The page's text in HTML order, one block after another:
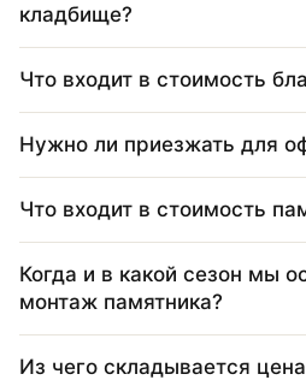
кладбище?
Что входит в стоимость
Нужно ли приезжать для
Что входит в стоимость
Когда и в какой сезон мы
монтаж памятника?
Из чего складывается